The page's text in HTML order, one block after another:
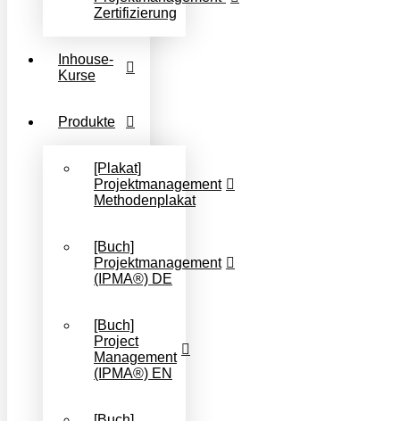
Zertifizierung
Inhouse-
Kurse
Produkte
[Plakat]
Projektmanagement
Methodenplakat
[Buch]
Projektmanagement
(IPMA®) DE
[Buch]
Project
Management
(IPMA®) EN